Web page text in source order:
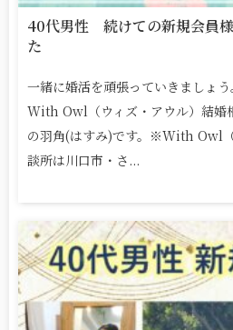
40代男性 続けての新規会員
た
一緒に婚活を頑張っていきましょ
With Owl（ウィズ・アウル）結婚
の羽角(はすみ)です。※With Owl
談所は川口市・さ...